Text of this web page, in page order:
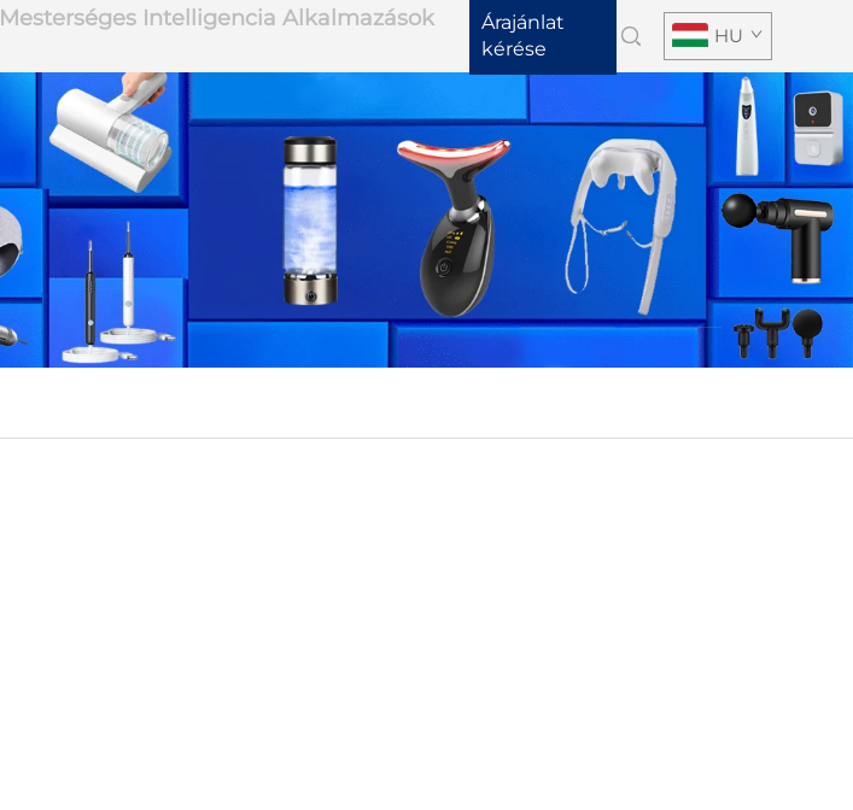
Mesterséges Intelligencia Alkalmazások
Árajánlat
kérése
HU